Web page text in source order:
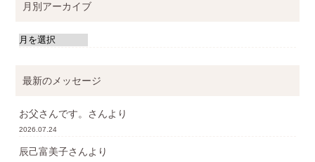
月別アーカイブ
最新のメッセージ
お父さんです。 さんより
2026.07.24
辰己富美子さんより